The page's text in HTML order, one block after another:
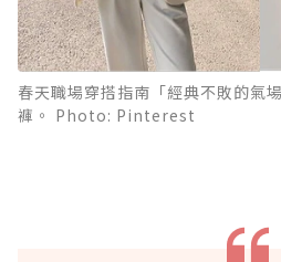
春天職場穿搭指南「經典不敗的氣
褲。 Photo: Pinterest